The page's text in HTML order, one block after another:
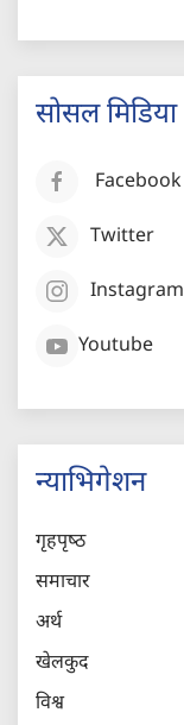
सोसल मिडिया
Facebook
Twitter
Instagram
Youtube
न्याभिगेशन
गृहपृष्‍ठ
समाचार
अर्थ
खेलकुद
विश्व